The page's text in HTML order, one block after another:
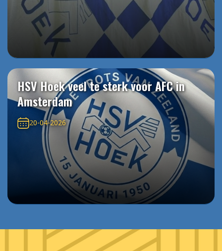
HSV Hoek veel te sterk voor AFC in
Amsterdam
20-04-2026